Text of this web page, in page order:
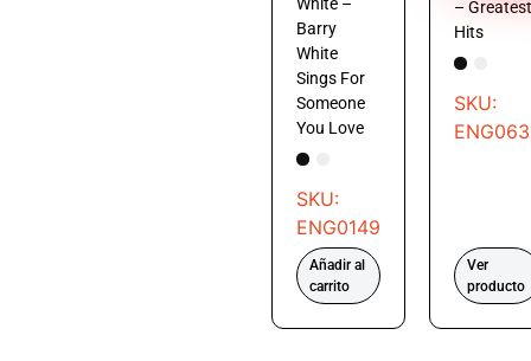
Barry
White
Sings For
Someone
You Love
SKU:
ENG0149
Añadir al
carrito
– Greatest
Hits
SKU:
Ver
producto